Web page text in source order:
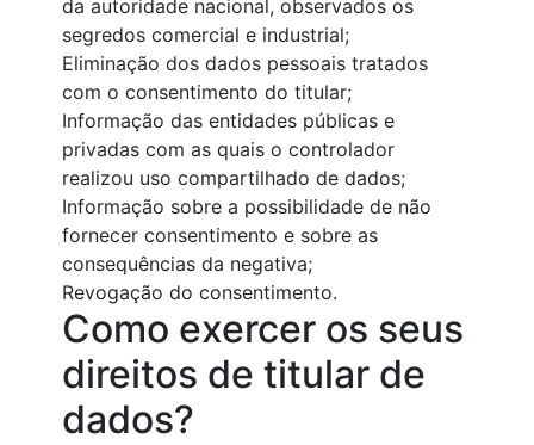
da autoridade nacional, observados os
segredos comercial e industrial;
Eliminação dos dados pessoais tratados
com o consentimento do titular;
Informação das entidades públicas e
privadas com as quais o controlador
realizou uso compartilhado de dados;
Informação sobre a possibilidade de não
fornecer consentimento e sobre as
consequências da negativa;
Revogação do consentimento.
Como exercer os seus
direitos de titular de
dados?